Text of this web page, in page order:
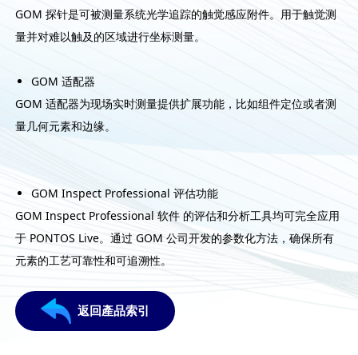
GOM 探针是可被测量系统光学追踪的触觉感应附件。用于触觉测
量并对难以触及的区域进行坐标测量。
GOM 适配器
GOM 适配器为现场实时测量提供扩展功能，比如组件定位或者测
量几何元素和边缘。
GOM Inspect Professional 评估功能
GOM Inspect Professional 软件 的评估和分析工具均可完全应用
于 PONTOS Live。通过 GOM 公司开发的参数化方法，确保所有
元素的工艺可靠性和可追溯性。
返回產品索引